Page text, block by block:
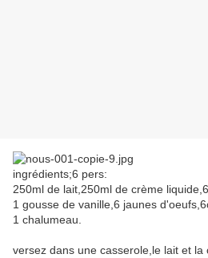
ingrédients;6 pers:
250ml de lait,250ml de crème
1 gousse de vanille,6 jaunes
1 chalumeau.
versez dans une casserole,le lait et la